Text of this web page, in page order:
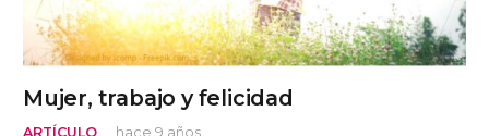
Mujer, trabajo y felicidad
ARTÍCULO hace 9 años